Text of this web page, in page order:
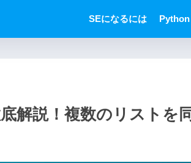
SEになるには Python
解説！複数のリストを